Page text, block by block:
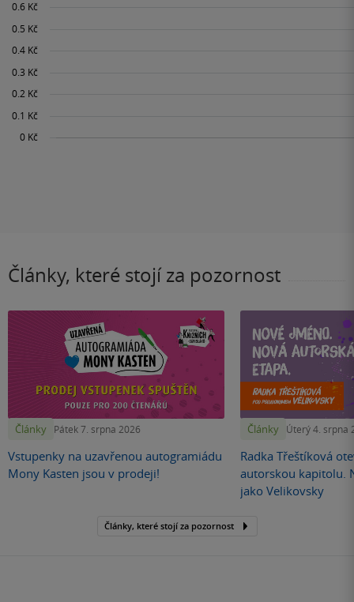
Články, které stojí za pozornost
Články Pátek 7. srpna 2026
Vstupenky na uzavřenou autogramiádu
Mony Kasten jsou v prodeji!
Články Úterý 4. srpna
Radka Třeštíková
autorskou kapitolu.
jako Velikovsky
Články, které stojí za pozornost